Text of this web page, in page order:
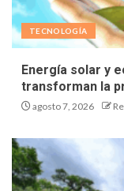
TECNOLOGÍA
Energía solar y
transforman la
agosto 7, 2026